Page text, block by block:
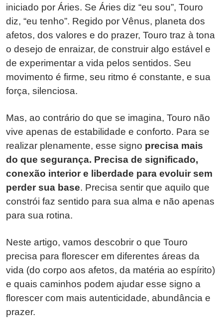
iniciado por Áries. Se Áries diz “eu sou”, Touro
diz, “eu tenho”. Regido por Vênus, planeta dos
afetos, dos valores e do prazer, Touro traz à tona
o desejo de enraizar, de construir algo estável e
de experimentar a vida pelos sentidos. Seu
movimento é firme, seu ritmo é constante, e sua
força, silenciosa.
Mas, ao contrário do que se imagina, Touro não
vive apenas de estabilidade e conforto. Para se
realizar plenamente, esse signo precisa mais
do que segurança. Precisa de significado,
conexão interior e liberdade para evoluir sem
perder sua base. Precisa sentir que aquilo que
constrói faz sentido para sua alma e não apenas
para sua rotina.
Neste artigo, vamos descobrir o que Touro
precisa para florescer em diferentes áreas da
vida (do corpo aos afetos, da matéria ao espírito)
e quais caminhos podem ajudar esse signo a
florescer com mais autenticidade, abundância e
prazer.